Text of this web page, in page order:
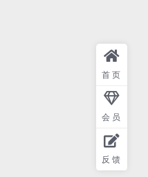
首页
会员
反馈